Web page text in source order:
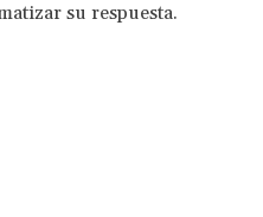
su respuesta.